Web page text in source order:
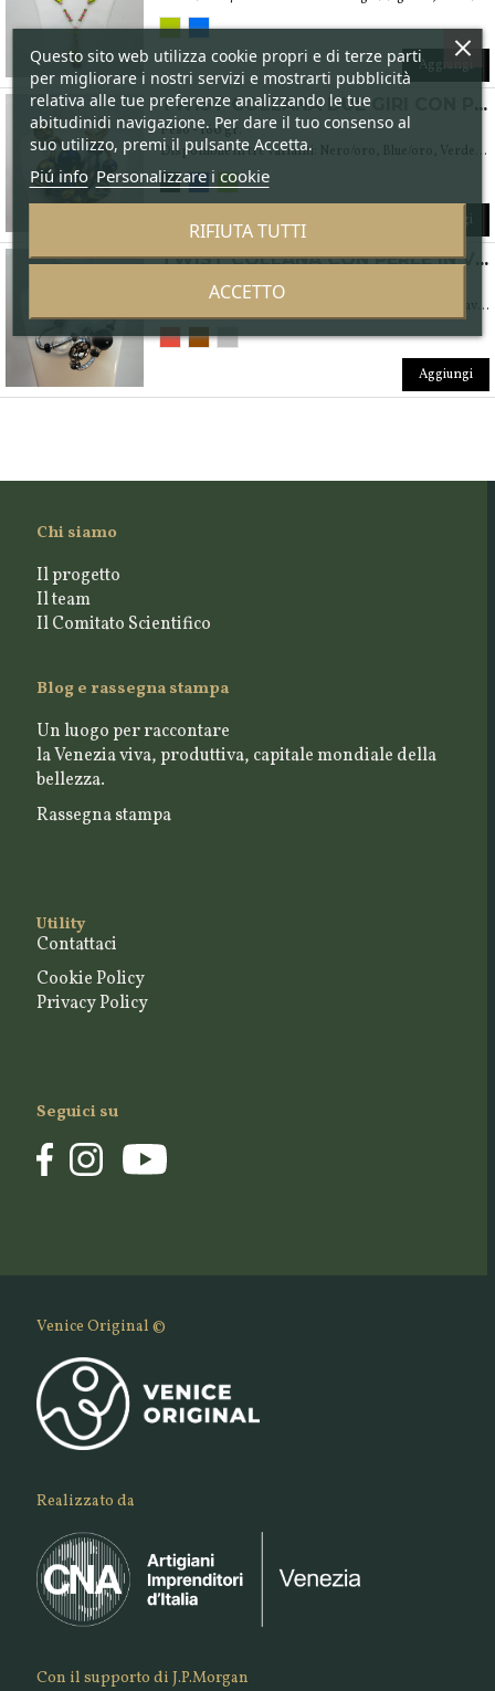
Aggiungi
TWIST COLLANA DUE GIRI CON PERLE IN VETRO SOFFIATO DI MURANO E FOGLIA ORO 24 KT.
Peso - 160 gr.
Disponibile in tre varianti: Nero/oro, Blue/oro, Verde/oro Peso 160 gr.
Aggiungi
TWIST COLLANA CON PERLE IN VETRO SOFFIATO DI MURANO E FOGLIA ARGENTO 999% O ORO 24 KT.
Peso - 140 gr.
Disponibile in tre varianti: Nero/argento Marrone,avorio/oro, Tonalità dei rossi e avorio/oro Peso 140 gr.
Aggiungi
Chi siamo
Il progetto
Il team
Il Comitato Scientifico
Blog e rassegna stampa
Un luogo per raccontare
la Venezia viva, produttiva, capitale mondiale della
bellezza.
Rassegna stampa
Utility
Contattaci
Cookie Policy
Privacy Policy
Seguici su
Venice Original ©
Realizzato da
Con il supporto di J.P.Morgan
Questo sito web utilizza cookie propri e di terze parti
per migliorare i nostri servizi e mostrarti pubblicità
relativa alle tue preferenze analizzando le tue
abitudinidi navigazione. Per dare il tuo consenso al
suo utilizzo, premi il pulsante Accetta.
Piú info Personalizzare i cookie
RIFIUTA TUTTI
ACCETTO